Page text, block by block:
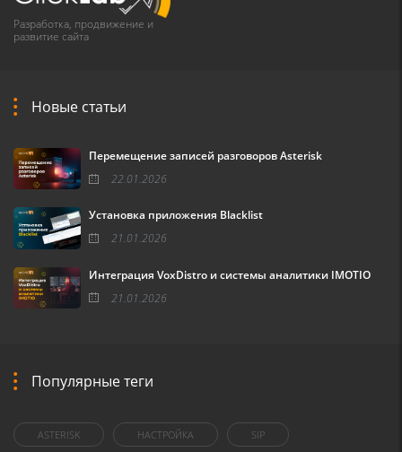
Разработка, продвижение и
развитие сайта
Новые статьи
Перемещение записей разговоров Asterisk
22.01.2026
Установка приложения Blacklist
21.01.2026
Интеграция VoxDistro и системы аналитики IMOTIO
21.01.2026
Популярные теги
ASTERISK НАСТРОЙКА SIP